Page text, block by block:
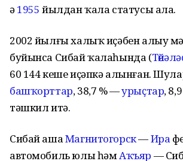
ә1955 йылдан ҡала статусы ала.
2002 йылғы халыҡ иҫәбен алыу
буйынса Сибай ҡалаһында (
60 144 кеше иҫәпкә алынған.
башҡорттар, 38,7 % —урыҫтар,
тәшкил итә.
Сибай ашаМагнитогорск—Ира
автомобиль юлы һәмАҡъяр —